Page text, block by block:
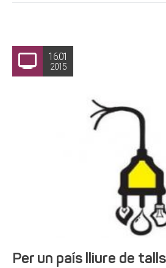
16.01
2015
Per un país lliure de